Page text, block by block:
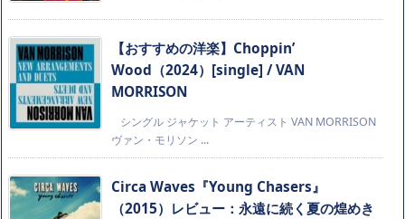
【おすすめの洋楽】Choppin’
Wood（2024）[single] / VAN
MORRISON
シングル ジャケット アーティスト VAN MORRISON
ヴァン・モリソン ...
Circa Waves『Young Chasers』
（2015）レビュー：永遠に続く夏の煌めき